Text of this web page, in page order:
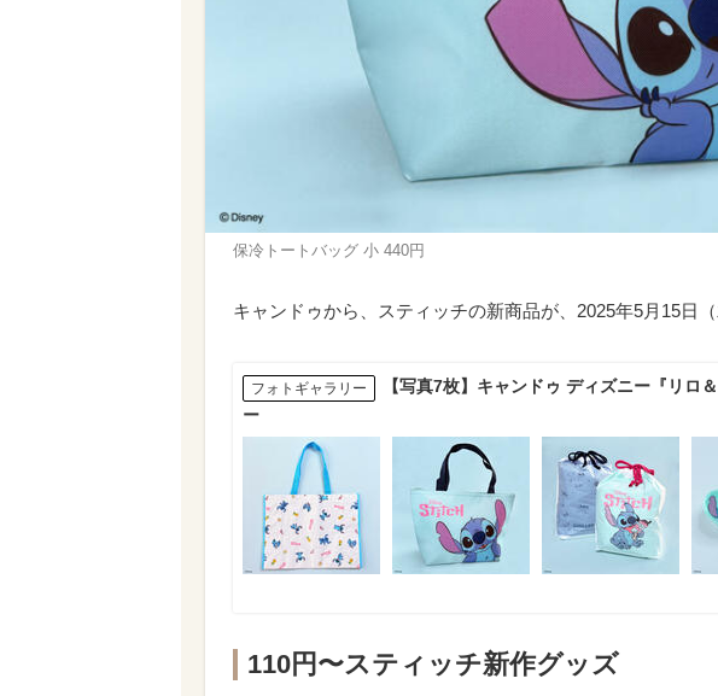
保冷トートバッグ 小 440円
キャンドゥから、スティッチの新商品が、2025年5月15日
フォトギャラリー
【写真7枚】キャンドゥ ディズニー『リロ
ー
110円〜スティッチ新作グッズ